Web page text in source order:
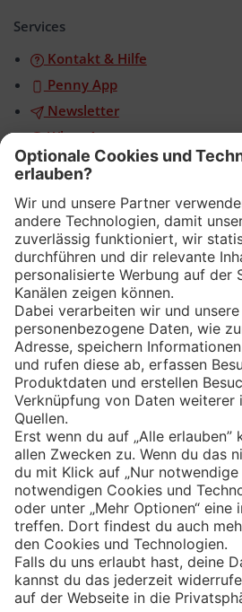
Services
Kontakt & Hilfe
Penny App
Newsletter
WhatsApp
App
Eishockey
Impressum